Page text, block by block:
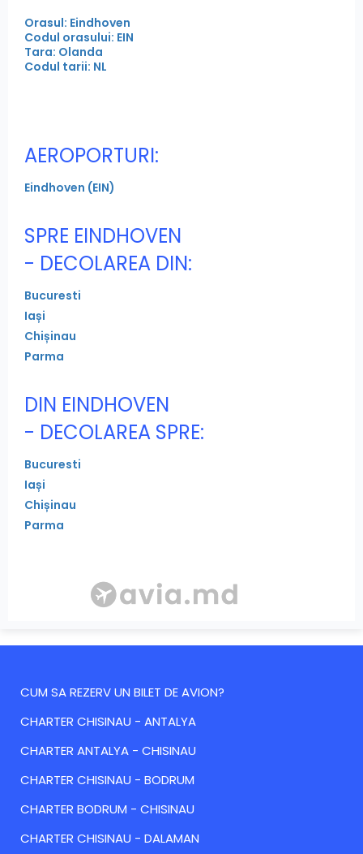
Orasul: Eindhoven
Codul orasului: EIN
Tara: Olanda
Codul tarii: NL
AEROPORTURI:
Eindhoven (EIN)
SPRE EINDHOVEN
- DECOLAREA DIN:
Bucuresti
Iași
Chișinau
Parma
DIN EINDHOVEN
- DECOLAREA SPRE:
Bucuresti
Iași
Chișinau
Parma
CUM SA REZERV UN BILET DE AVION?
CHARTER CHISINAU - ANTALYA
CHARTER ANTALYA - CHISINAU
CHARTER CHISINAU - BODRUM
CHARTER BODRUM - CHISINAU
CHARTER CHISINAU - DALAMAN